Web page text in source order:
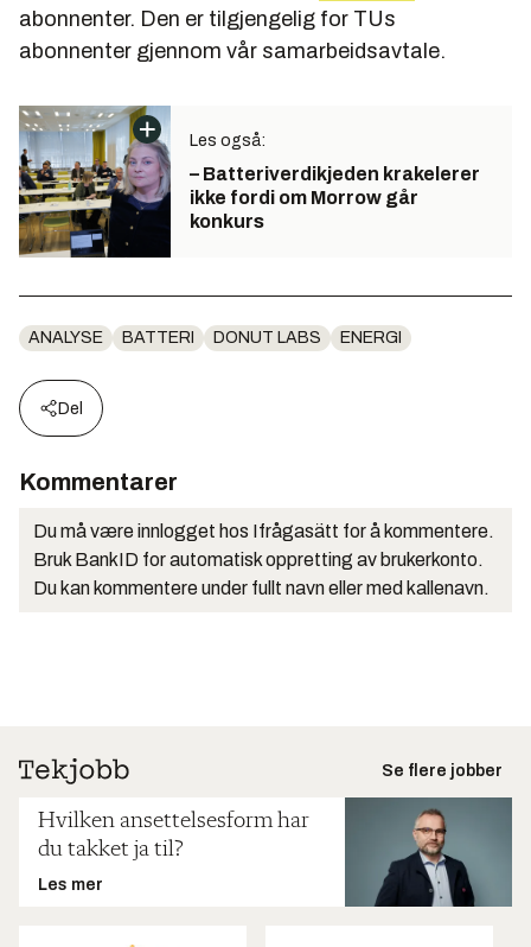
abonnenter. Den er tilgjengelig for TUs
abonnenter gjennom vår samarbeidsavtale.
Les også:
– Batteriverdikjeden krakelerer
ikke fordi om Morrow går
konkurs
ANALYSE BATTERI DONUT LABS ENERGI
Del
Kommentarer
Du må være innlogget hos Ifrågasätt for å kommentere.
Bruk BankID for automatisk oppretting av brukerkonto.
Du kan kommentere under fullt navn eller med kallenavn.
Se flere jobber
Hvilken ansettelsesform har
du takket ja til?
Les mer